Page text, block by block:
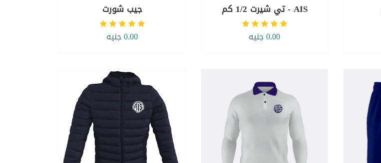
AIS - تي شيرت 1/2 كم
0.00 جنيه
جيب شورت
0.00 جنيه